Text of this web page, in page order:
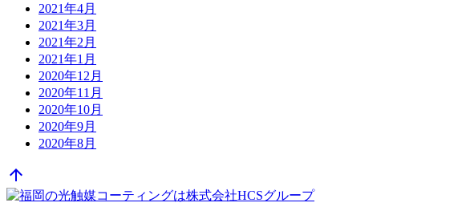
2021年4月
2021年3月
2021年2月
2021年1月
2020年12月
2020年11月
2020年10月
2020年9月
2020年8月
arrow_upward